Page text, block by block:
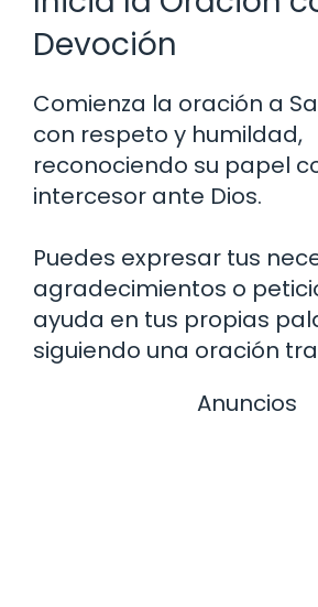
Devoción
Comienza la oración a
con respeto y humildad,
reconociendo su papel
intercesor ante Dios.
Puedes expresar tus
agradecimientos o
ayuda en tus propias
siguiendo una oración
Anuncios